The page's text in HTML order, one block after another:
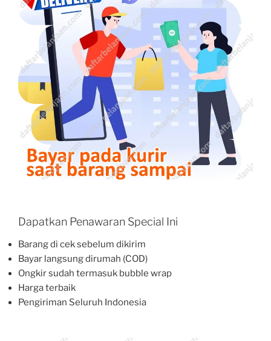
Dapatkan Penawaran Special Ini
Barang di cek sebelum dikirim
Bayar langsung dirumah (COD)
Ongkir sudah termasuk bubble wrap
Harga terbaik
Pengiriman Seluruh Indonesia